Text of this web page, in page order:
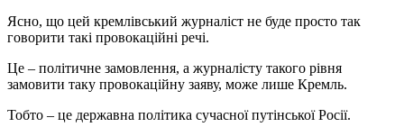
Ясно, що цей кремлівський журналіст не буде просто так
говорити такі провокаційні речі.
Це – політичне замовлення, а журналісту такого рівня
замовити таку провокаційну заяву, може лише Кремль.
Тобто – це державна політика сучасної путінської Росії.